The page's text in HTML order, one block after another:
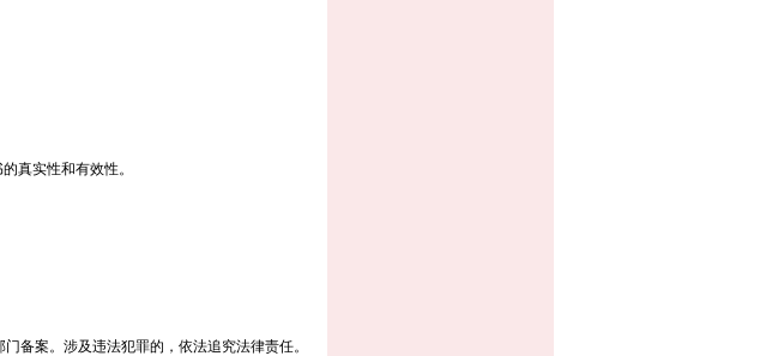
真实性和有效性。
备案。涉及违法犯罪的，依法追究法律责任。